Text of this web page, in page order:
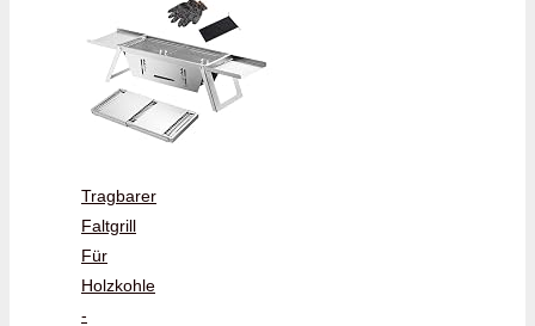
Tragbarer
Faltgrill
Für
Holzkohle
-